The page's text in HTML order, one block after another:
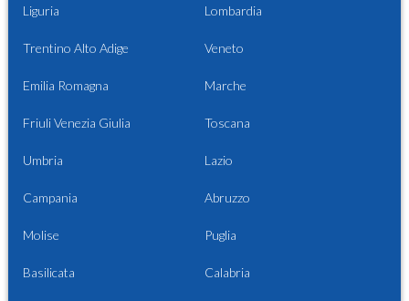
Liguria Lombardia
Trentino Alto Adige Veneto
Emilia Romagna Marche
Friuli Venezia Giulia Toscana
Umbria Lazio
Campania Abruzzo
Molise Puglia
Basilicata Calabria